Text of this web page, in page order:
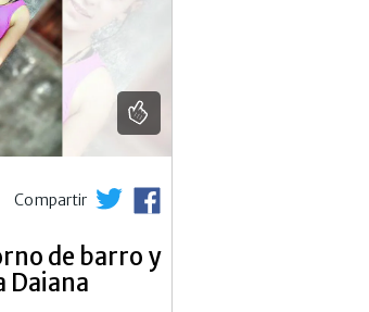
Compartir
de barro y
Daiana